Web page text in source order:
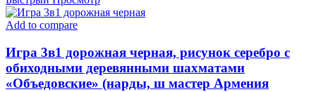
Add to compare
Игра 3в1 дорожная черная, рисунок серебро с
обиходными деревянными шахматами
«Объедовские» (нарды, ш мастер Армения